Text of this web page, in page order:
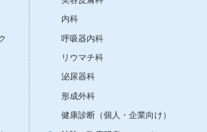
内科
呼吸器内科
リウマチ科
泌尿器科
形成外科
健康診断（個人・企業向け）